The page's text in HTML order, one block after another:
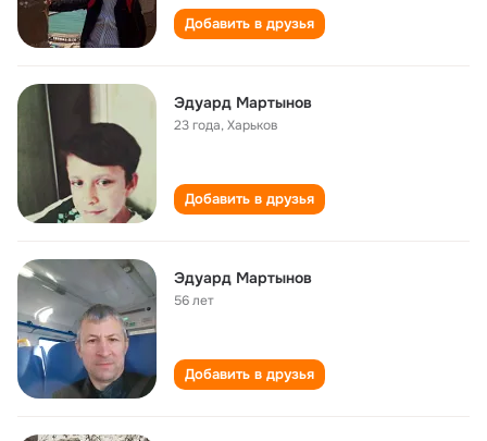
Добавить в друзья
Эдуард Мартынов
23 года,Харьков
Добавить в друзья
Эдуард Мартынов
56 лет
Добавить в друзья